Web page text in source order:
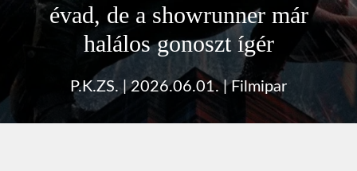
évad, de a showrunner már
halálos gonoszt ígér
P.K.ZS.|2026.06.01.|Filmipar